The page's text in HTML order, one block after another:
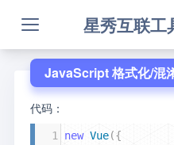
星秀互联工
JavaScript 格式化/混
代码：
1 new Vue({